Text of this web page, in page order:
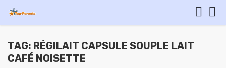
TAG: RÉGILAIT CAPSULE SOUPLE LAIT
CAFÉ NOISETTE